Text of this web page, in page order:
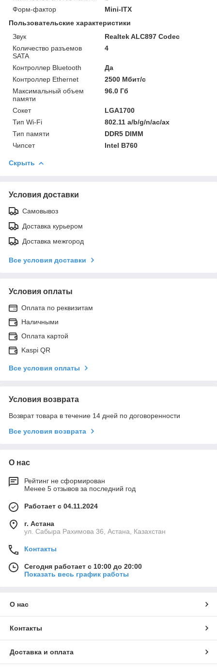
Форм-фактор
Mini-ITX
Пользовательские характеристики
Звук
Realtek ALC897 Codec
Количество разъемов
SATA
4
Контроллер Bluetooth
Да
Контроллер Ethernet
2500 Мбит/с
Максимальный объем
памяти
96.0 Гб
Сокет
LGA1700
Тип Wi-Fi
802.11 a/b/g/n/ac/ax
Тип памяти
DDR5 DIMM
Чипсет
Intel B760
Скрыть
Условия доставки
Самовывоз
Доставка курьером
Доставка межгород
Все условия доставки
Условия оплаты
Оплата по реквизитам
Наличными
Оплата картой
Kaspi QR
Все условия оплаты
Условия возврата
Возврат товара в течение 14 дней по договоренности
Все условия возврата
О нас
Рейтинг не сформирован
Менее 5 отзывов за последний год
Работает с 04.11.2024
г. Астана
ул. Сабыра Рахимова 36, Астана, Казахстан
Контакты
Сегодня работает с 10:00 до 20:00
Показать весь график работы
О нас
Контакты
Доставка и оплата